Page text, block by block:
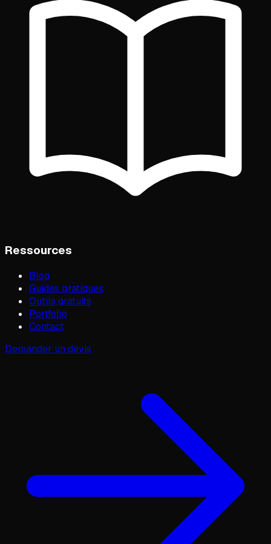
Ressources
Blog
Guides pratiques
Outils gratuits
Portfolio
Contact
Demander un devis